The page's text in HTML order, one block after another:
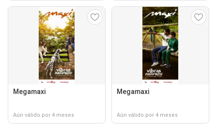
Megamaxi
Aún válido por 4 meses
Megamaxi
Aún válido por 4 meses